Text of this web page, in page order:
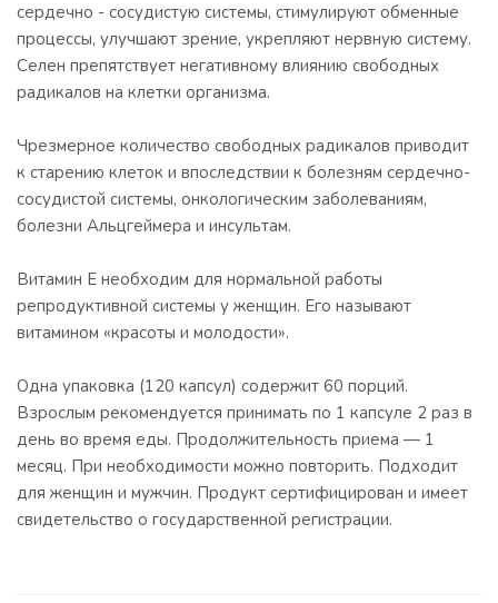
сердечно - сосудистую системы, стимулируют обменные
процессы, улучшают зрение, укрепляют нервную систему.
Селен препятствует негативному влиянию свободных
радикалов на клетки организма.
Чрезмерное количество свободных радикалов приводит
к старению клеток и впоследствии к болезням сердечно-
сосудистой системы, онкологическим заболеваниям,
болезни Альцгеймера и инсультам.
Витамин E необходим для нормальной работы
репродуктивной системы у женщин. Его называют
витамином «красоты и молодости».
Одна упаковка (120 капсул) содержит 60 порций.
Взрослым рекомендуется принимать по 1 капсуле 2 раз в
день во время еды. Продолжительность приема — 1
месяц. При необходимости можно повторить. Подходит
для женщин и мужчин. Продукт сертифицирован и имеет
свидетельство о государственной регистрации.